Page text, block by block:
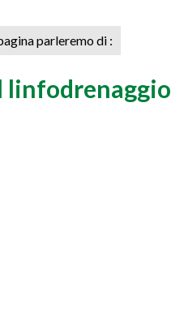
parleremo di :
linfodrenaggio